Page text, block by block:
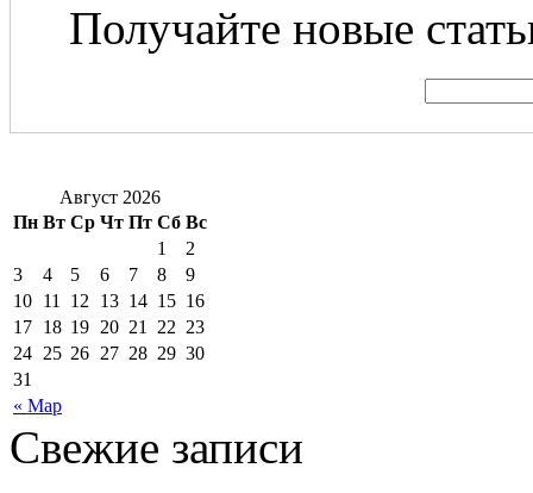
Получайте новые
Август 2026
Пн Вт Ср Чт Пт Сб Вс
« Мар
1
2
3
4 5 6 7 8
9
10 11 12 13 14 15 16
17 18 19 20 21 22 23
24 25 26 27 28 29 30
31
Свежие записи